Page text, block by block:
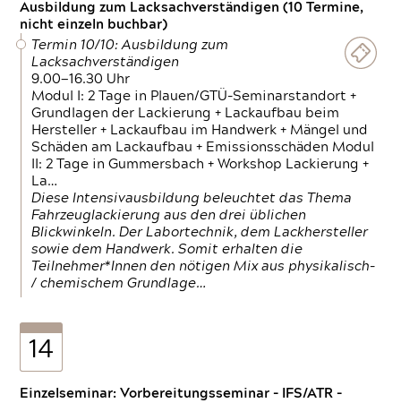
Ausbildung zum Lacksachverständigen (10 Termine,
nicht einzeln buchbar)
Termin 10/10: Ausbildung zum
Lacksachverständigen
9.00—16.30 Uhr
Modul I: 2 Tage in Plauen/GTÜ-Seminarstandort +
Grundlagen der Lackierung + Lackaufbau beim
Hersteller + Lackaufbau im Handwerk + Mängel und
Schäden am Lackaufbau + Emissionsschäden Modul
II: 2 Tage in Gummersbach + Workshop Lackierung +
La…
Diese Intensivausbildung beleuchtet das Thema
Fahrzeuglackierung aus den drei üblichen
Blickwinkeln. Der Labortechnik, dem Lackhersteller
sowie dem Handwerk. Somit erhalten die
Teilnehmer*Innen den nötigen Mix aus physikalisch-
/ chemischem Grundlage…
14
Einzelseminar: Vorbereitungsseminar - IFS/ATR -